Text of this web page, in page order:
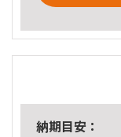
納期目安：